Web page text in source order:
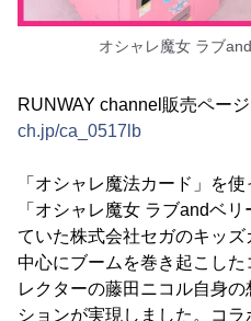
オシャレ魔女 ラブ
RUNWAY channel販売ページ
ch.jp/ca_0517lb
「オシャレ魔法カード」を
「オシャレ魔女 ラブandベ
ていた株式会社セガのキッ
中心にブームを巻き起こし
レクターの藤田ニコル自身
ションが実現しました。コ